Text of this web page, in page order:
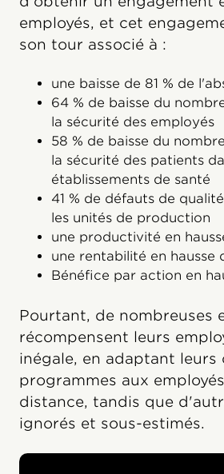
employés, et cet
son tour associé à :
une baisse de 81 % de
64 % de baisse du
la sécurité des employés
58 % de baisse du
la sécurité des patients
établissements de santé
41 % de défauts de
les unités de production
une productivité en
une rentabilité en hausse
Bénéfice par action en
Pourtant, de nombreuses
récompensent leurs
inégale, en adaptant leurs
programmes aux
distance, tandis que
ignorés et sous-estimés.